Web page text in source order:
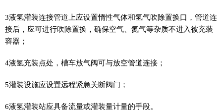
3液氢灌装连接管道上应设置惰性气体和氢气吹除置换口，管道连
接后，应可进行吹除置换，确保空气、氮气等杂质不进入被充装
容器；
4液氢充装点处，槽车放气阀可与放空管道连接；
5灌装设施应设置远程紧急关断阀门；
6液氢灌装站应具备流量或灌装量计量的手段。